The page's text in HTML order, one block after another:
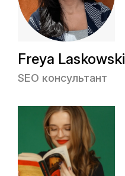
Freya Laskowski
SEO консультант